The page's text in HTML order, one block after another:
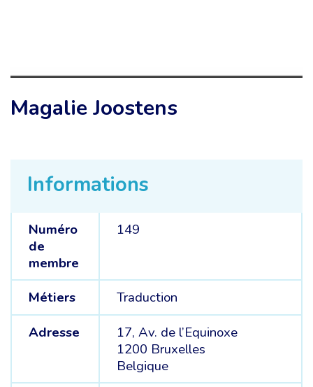
Informations
Numéro
de
membre
149
Métiers
Traduction
Adresse
17, Av. de l’Equinoxe
1200 Bruxelles
Belgique
Magalie Joostens